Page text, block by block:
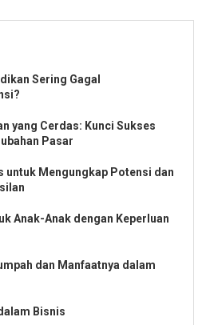
Sering Gagal
yang Cerdas: Kunci Sukses
Pasar
untuk Mengungkap Potensi dan
Anak-Anak dengan Keperluan
dan Manfaatnya dalam
Bisnis